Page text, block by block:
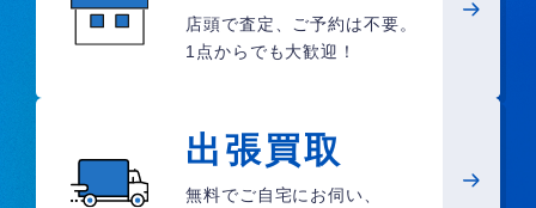
店頭で査定、ご予約は不要。
1点からでも大歓迎！
出張買取
無料でご自宅にお伺い、